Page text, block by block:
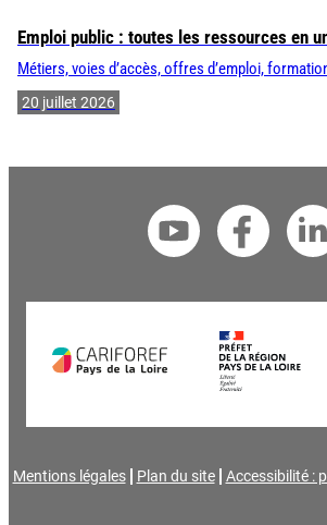
Emploi public : toutes les ressources en
Métiers, voies d’accès, offres d’emploi,
20 juillet 2026
Mentions légales Plan du site Accessibilité :